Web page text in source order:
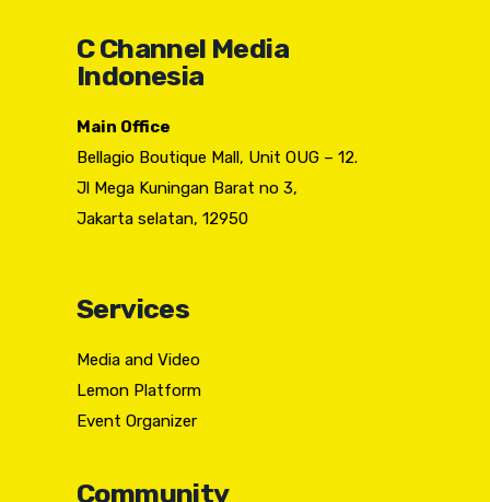
C Channel Media
Indonesia
Main Office
Bellagio Boutique Mall, Unit OUG – 12.
Jl Mega Kuningan Barat no 3,
Jakarta selatan, 12950
Services
Media and Video
Lemon Platform
Event Organizer
Community